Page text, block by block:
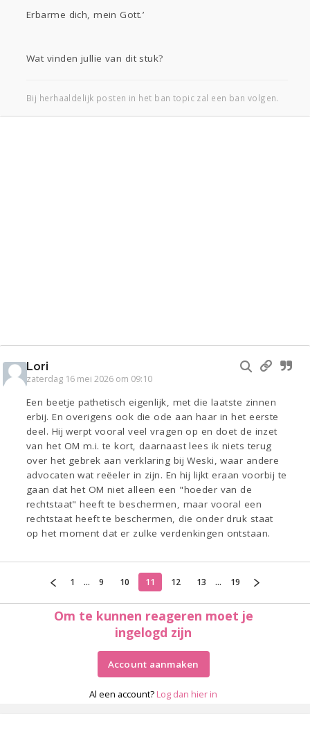
Erbarme dich, mein Gott.’
Wat vinden jullie van dit stuk?
Bij herhaaldelijk posten in het ban topic zal een ban volgen.
Lori
zaterdag 16 mei 2026 om 09:10
Een beetje pathetisch eigenlijk, met die laatste zinnen
erbij. En overigens ook die ode aan haar in het eerste
deel. Hij werpt vooral veel vragen op en doet de inzet
van het OM m.i. te kort, daarnaast lees ik niets terug
over het gebrek aan verklaring bij Weski, waar andere
advocaten wat reëeler in zijn. En hij lijkt eraan voorbij te
gaan dat het OM niet alleen een "hoeder van de
rechtstaat" heeft te beschermen, maar vooral een
rechtstaat heeft te beschermen, die onder druk staat
op het moment dat er zulke verdenkingen ontstaan.
1 ... 9 10 11 12 13 ... 19
Om te kunnen reageren moet je
ingelogd zijn
Account aanmaken
Al een account? Log dan hier in